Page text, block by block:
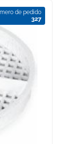
de pedido
327